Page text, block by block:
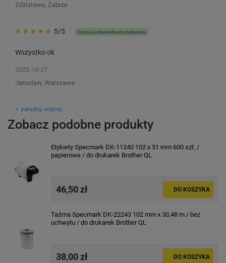
Zdzisława, Zabrze
5/5 Opinia potwierdzona zakupem
Wszystko ok
2025-10-27
Jarosław, Warszawa
+ załaduj więcej
Zobacz podobne produkty
Etykiety Specmark DK-11240 102 x 51 mm 600 szt. /
papierowe / do drukarek Brother QL
46,50 zł DO KOSZYKA
Taśma Specmark DK-22243 102 mm x 30,48 m / bez
uchwytu / do drukarek Brother QL
38,00 zł DO KOSZYKA